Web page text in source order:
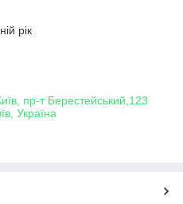
рік
пр-т Берестейський,123
Україна